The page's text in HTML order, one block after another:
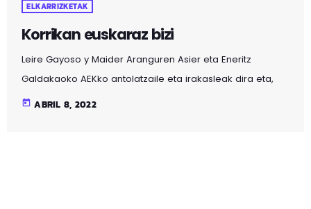
ELKARRIZKETAK
Korrikan euskaraz bizi
Leire Gayoso y Maider Aranguren Asier eta Eneritz
Galdakaoko AEKko antolatzaile eta irakasleak dira eta,
beste hainbat erantzukizunen artean, haiek arduratzen
today ABRIL 8, 2022